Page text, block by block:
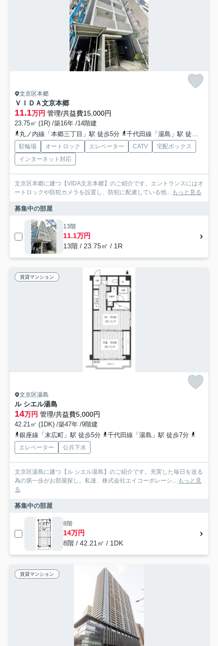
文京区本郷
ＶＩＤＡ文京本郷
11.1万円 管理/共益費15,000円
23.75㎡ (1R) /築16年 /14階建
丸ノ内線「本郷三丁目」駅 徒歩5分
千代田線「湯島」駅 徒歩9分
駐輪場 オートロック エレベーター CATV
宅配ボックス
インターネット対応
文京区本郷に建つ【VIDA文京本郷】のご紹介です。エントランスにはオ
ートロックや防犯カメラを設置し、防犯に配慮している他... もっと見る
募集中の部屋
13階
11.1万円
13階 / 23.75㎡ / 1R
賃貸マンション
文京区湯島
ル シエル湯島
14万円 管理/共益費5,000円
42.21㎡ (1DK) /築47年 /9階建
銀座線「末広町」駅 徒歩5分
千代田線「湯島」駅 徒歩7分
エレベーター 公共下水
文京区湯島に建つ【ル シエル湯島】のご紹介です。充実した毎日を送る
為の第一歩がお部屋探し。私達、株式会社エイコーポレーシ... もっと見
る
募集中の部屋
8階
14万円
8階 / 42.21㎡ / 1DK
賃貸マンション